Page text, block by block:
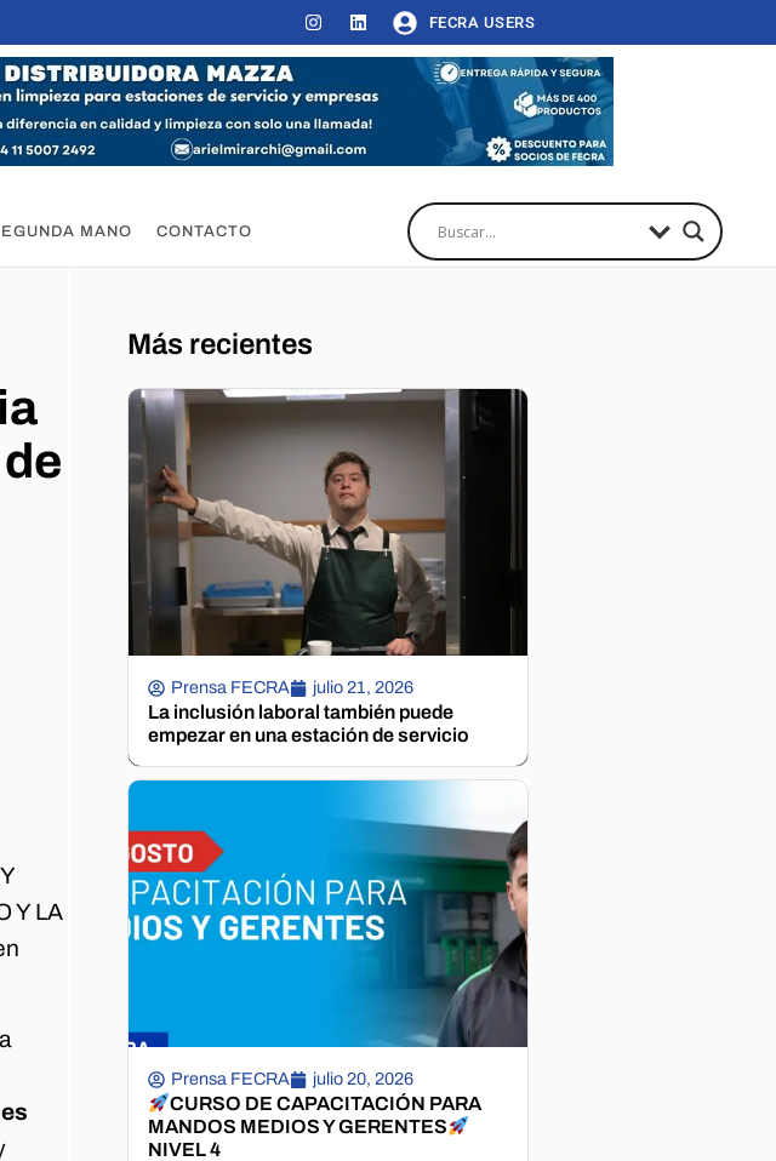
FECRA USERS
MANO CONTACTO
Y LA
Más recientes
Prensa FECRA julio 21, 2026
La inclusión laboral también puede
empezar en una estación de servicio
Prensa FECRA julio 20, 2026
CURSO DE CAPACITACIÓN PARA
MANDOS MEDIOS Y GERENTES
NIVEL 4